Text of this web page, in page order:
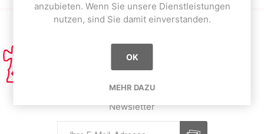
Newsletter
anzubieten. Wenn Sie unsere Dienstleistungen
nutzen, sind Sie damit einverstanden.
OK
MEHR DAZU